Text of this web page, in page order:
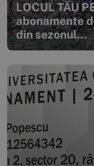
LOCUL TĂU
abonamente
din sezonul...